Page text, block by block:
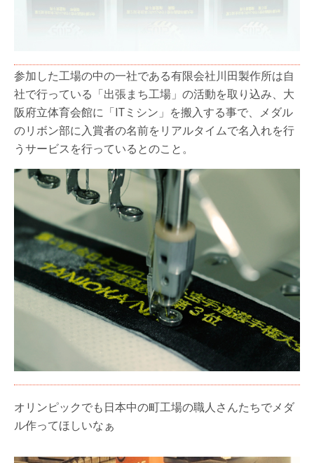
参加した工場の中の一社である有限会社川田製作所は自
社で行っている「出張まち工場」の活動を取り込み、大
阪府立体育会館に「ITミシン」を搬入する事で、メダル
のリボン部に入賞者の名前をリアルタイムで名入れを行
うサービスを行っているとのこと。
オリンピックでも日本中の町工場の職人さんたちでメダ
ル作ってほしいなぁ